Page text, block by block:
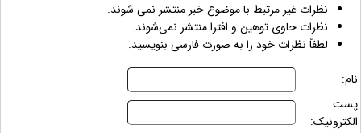
نظرات غیر مرتبط با موضوع خبر منتشر نمی شوند.
نظرات حاوی توهین و افترا منتشر نمی‌شوند.
لطفاً نظرات خود را به صورت فارسی بنویسید.
نام:
پست
الکترونیک: